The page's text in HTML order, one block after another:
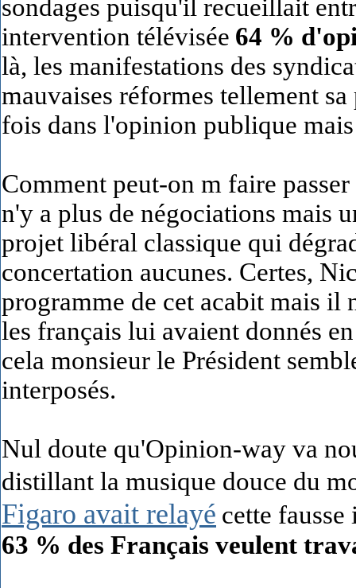
sondages puisqu'il recueillait
intervention télévisée 64 %
là, les manifestations des
mauvaises réformes tellement
fois dans l'opinion publique
Comment peut-on m faire
n'y a plus de négociations mais
projet libéral classique qui
concertation aucunes. Certes,
programme de cet acabit mais il
les français lui avaient donnés
cela monsieur le Président
interposés.
Nul doute qu'Opinion-way va
distillant la musique douce du
Figaro avait relayé cette
63 % des Français veulent